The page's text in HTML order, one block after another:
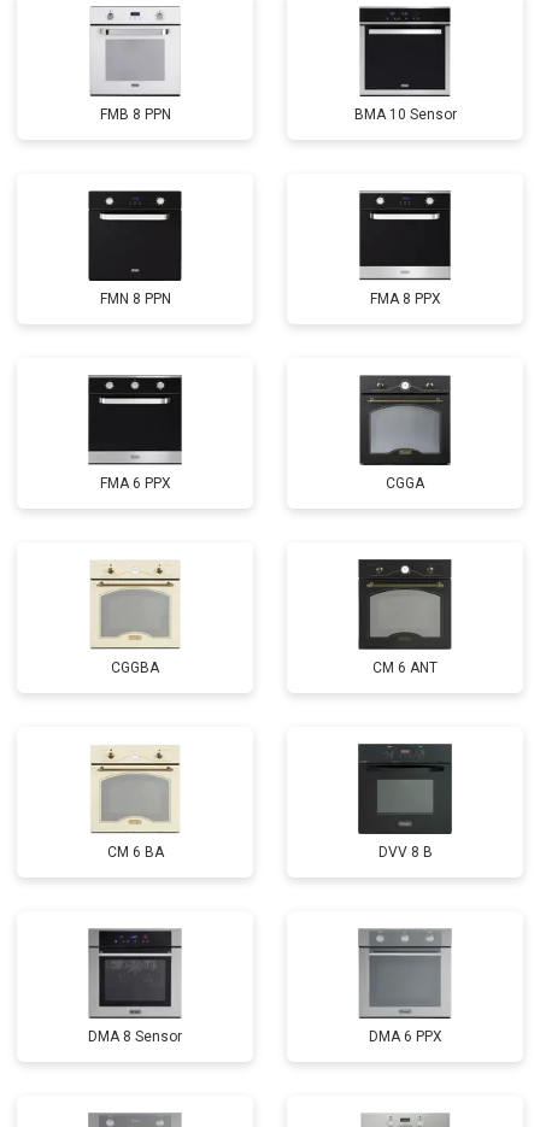
FMB 8 PPN BMA 10 Sensor
FMN 8 PPN FMA 8 PPX
FMA 6 PPX CGGA
CGGBA CM 6 ANT
CM 6 BA DVV 8 B
DMA 8 Sensor DMA 6 PPX